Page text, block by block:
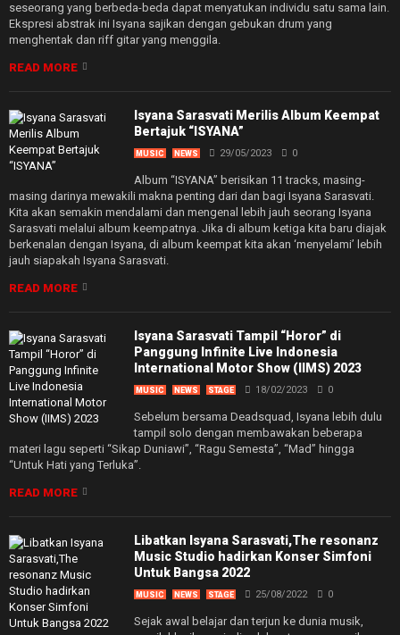
seseorang yang berbeda-beda dapat menyatukan individu satu sama lain.
Ekspresi abstrak ini Isyana sajikan dengan gebukan drum yang
menghentak dan riff gitar yang menggila.
READ MORE
Isyana Sarasvati Merilis Album Keempat
Bertajuk “ISYANA”
MUSIC NEWS 29/05/2023 0
Album “ISYANA” berisikan 11 tracks, masing-
masing darinya mewakili makna penting dari dan bagi Isyana Sarasvati.
Kita akan semakin mendalami dan mengenal lebih jauh seorang Isyana
Sarasvati melalui album keempatnya. Jika di album ketiga kita baru diajak
berkenalan dengan Isyana, di album keempat kita akan ‘menyelami’ lebih
jauh siapakah Isyana Sarasvati.
READ MORE
Isyana Sarasvati Tampil “Horor” di
Panggung Infinite Live Indonesia
International Motor Show (IIMS) 2023
MUSIC NEWS STAGE 18/02/2023 0
Sebelum bersama Deadsquad, Isyana lebih dulu
tampil solo dengan membawakan beberapa
materi lagu seperti “Sikap Duniawi”, “Ragu Semesta”, “Mad” hingga
“Untuk Hati yang Terluka”.
READ MORE
Libatkan Isyana Sarasvati,The resonanz
Music Studio hadirkan Konser Simfoni
Untuk Bangsa 2022
MUSIC NEWS STAGE 25/08/2022 0
Sejak awal belajar dan terjun ke dunia musik,